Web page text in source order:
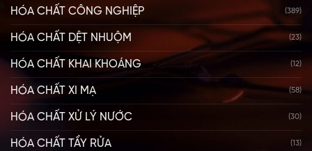
HÓA CHẤT CÔNG NGHIỆP (389)
HÓA CHẤT DỆT NHUỘM (23)
HÓA CHẤT KHAI KHOÁNG (12)
HÓA CHẤT XI MẠ (58)
HÓA CHẤT XỬ LÝ NƯỚC (30)
HÓA CHẤT TẨY RỬA (13)